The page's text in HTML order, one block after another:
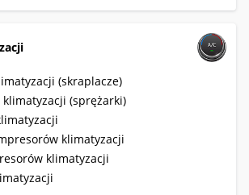
(skraplacze)
(sprężarki)
klimatyzacji
klimatyzacji